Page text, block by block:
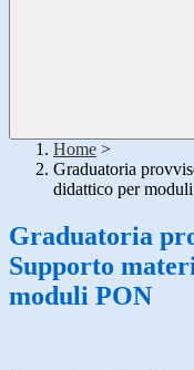
Home >
Graduatoria
didattico per
Graduatoria
Supporto
moduli PON